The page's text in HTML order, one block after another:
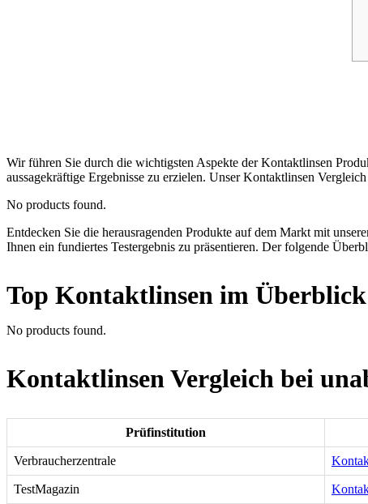
Wir führen Sie durch die wichtigsten Aspekte der Kontaktlinsen
aussagekräftige Ergebnisse zu erzielen. Unser Kontaktlinsen
No products found.
Entdecken Sie die herausragenden Produkte auf dem Markt mit
Ihnen ein fundiertes Testergebnis zu präsentieren. Der folgende
Top Kontaktlinsen im Überblick
No products found.
Kontaktlinsen Vergleich bei
Prüfinstitution
Verbraucherzentrale
TestMagazin